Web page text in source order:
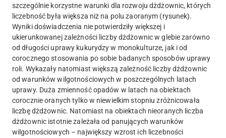
szczególnie korzystne warunki dla rozwoju dżdżownic, których
liczebność była większa niż na polu zaoranym (rysunek).
Wyniki doświadczenia nie potwierdziły większej i
ukierunkowanej zależności liczby dżdżownic w glebie zarówno
od długości uprawy kukurydzy w monokulturze, jak i od
corocznego stosowania po sobie badanych sposobów uprawy
roli. Wykazały natomiast większą zależność liczby dżdżownic
od warunków wilgotnościowych w poszczególnych latach
uprawy. Duża zmienność opadów w latach na obiektach
corocznie oranych tylko w niewielkim stopniu zróżnicowała
liczbę dżdżownic. Natomiast na obiektach nieoranych liczba
dżdżownic istotnie zależała od panujących warunków
wilgotnościowych – największy wzrost ich liczebności